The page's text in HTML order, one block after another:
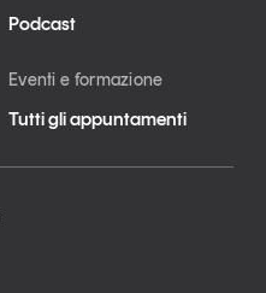
Podcast
Eventi e formazione
Tutti gli appuntamenti